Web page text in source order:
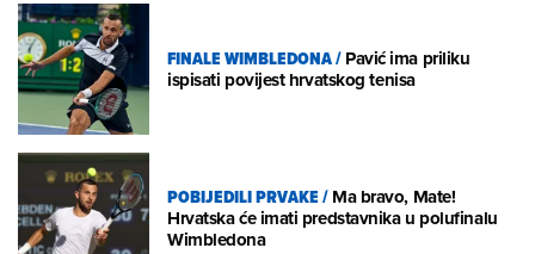
FINALE WIMBLEDONA/Pavić ima priliku
ispisati povijest hrvatskog tenisa
POBIJEDILI PRVAKE/Ma bravo, Mate!
Hrvatska će imati predstavnika u polufinalu
Wimbledona